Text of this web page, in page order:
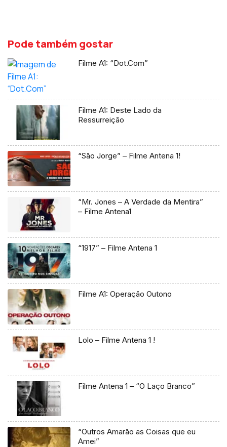
Pode também gostar
Filme A1: “Dot.Com”
Filme A1: Deste Lado da
Ressurreição
“São Jorge” – Filme Antena 1!
“Mr. Jones – A Verdade da Mentira”
– Filme Antena1
“1917” – Filme Antena 1
Filme A1: Operação Outono
Lolo – Filme Antena 1 !
Filme Antena 1 – “O Laço Branco”
“Outros Amarão as Coisas que eu
Amei”